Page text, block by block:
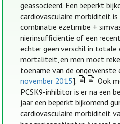
geassocieerd. Een beperkt
cardiovasculaire morbiditeit
combinatie ezetimibe +
nierinsufficiëntie of een
echter geen verschil in totale
mortaliteit, en men moet
toename van de
november 2015].
Ook
PCSK9-inhibitor is er na een
jaar een beperkt bijkomend
cardiovasculaire morbiditeit